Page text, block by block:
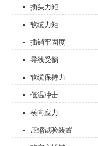
插头力矩
软缆力矩
插销牢固度
导线受损
软缆保持力
低温冲击
横向应力
压缩试验装置